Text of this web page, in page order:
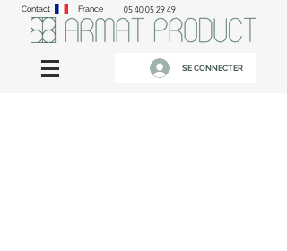
Contact France 05 40 05 29 49
SE CONNECTER